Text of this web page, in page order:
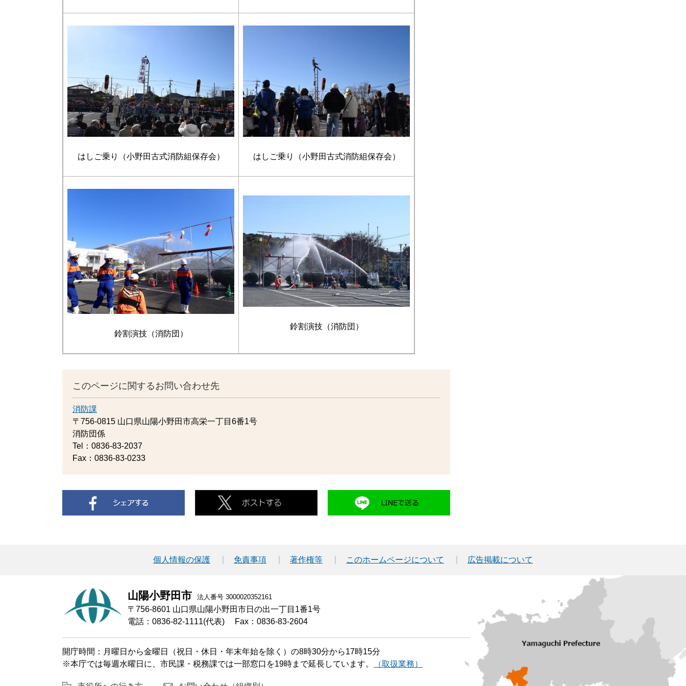
はしご乗り（小野田古式消防組保存会） はしご乗り（小野田古式消防組保存会）
鈴割演技（消防団）
鈴割演技（消防団）
このページに関するお問い合わせ先
消防課
〒756-0815 山口県山陽小野田市高栄一丁目6番1号
消防団係
Tel：0836-83-2037
Fax：0836-83-0233
個人情報の保護 免責事項 著作権等 このホームページについて 広告掲載について
山陽小野田市 法人番号 3000020352161
〒756-8601 山口県山陽小野田市日の出一丁目1番1号
電話：0836-82-1111(代表)
Fax：0836-83-2604
開庁時間：月曜日から金曜日（祝日・休日・年末年始を除く）の8時30分から17時15分
※本庁では毎週水曜日に、市民課・税務課では一部窓口を19時まで延長しています。
（取扱業務）